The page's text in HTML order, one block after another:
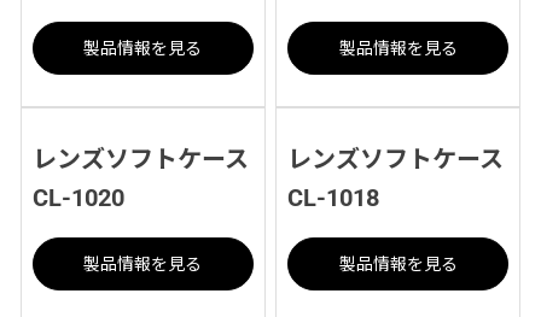
製品情報を見る 製品情報を見る
レンズソフトケース
CL-1020
製品情報を見る
レンズソフトケース
CL-1018
製品情報を見る